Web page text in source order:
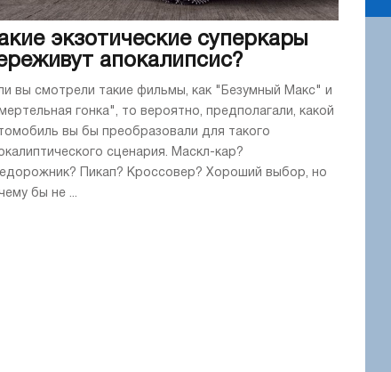
экзотические суперкары
апокалипсис?
вы смотрели такие фильмы, как "Безумный Макс" и
гонка", то вероятно, предполагали, какой
вы бы преобразовали для такого
сценария. Маскл-кар?
Пикап? Кроссовер? Хороший выбор, но
бы не ...